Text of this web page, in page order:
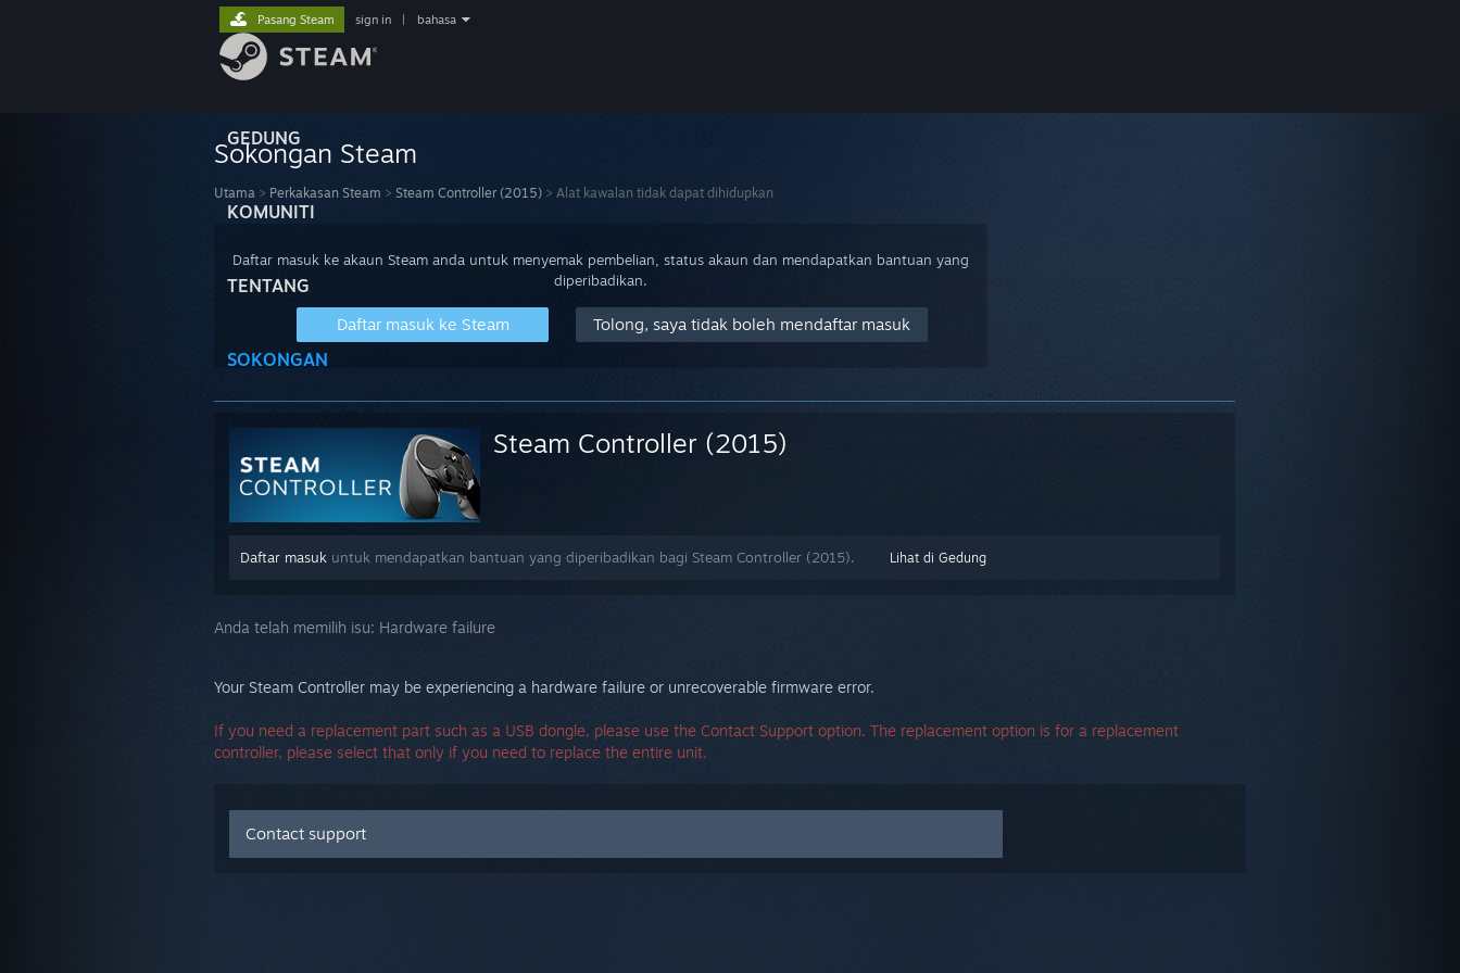
GEDUNG
KOMUNITI
TENTANG
SOKONGAN
Pasang Steam sign in bahasa
Sokongan Steam
Utama > Perkakasan Steam > Steam Controller (2015) > Alat kawalan tidak dapat dihidupkan
Daftar masuk ke akaun Steam anda untuk menyemak pembelian, status akaun dan mendapatkan bantuan yang
diperibadikan.
Daftar masuk ke Steam Tolong, saya tidak boleh mendaftar masuk
Steam Controller (2015)
Lihat di Gedung
Daftar masuk untuk mendapatkan bantuan yang diperibadikan bagi Steam Controller (2015).
Anda telah memilih isu: Hardware failure
Your Steam Controller may be experiencing a hardware failure or unrecoverable firmware error.
If you need a replacement part such as a USB dongle, please use the Contact Support option. The replacement option is for a replacement
controller, please select that only if you need to replace the entire unit.
Contact support